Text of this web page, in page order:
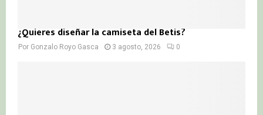
¿Quieres diseñar la camiseta del Betis?
Por Gonzalo Royo Gasca 3 agosto, 2026 0